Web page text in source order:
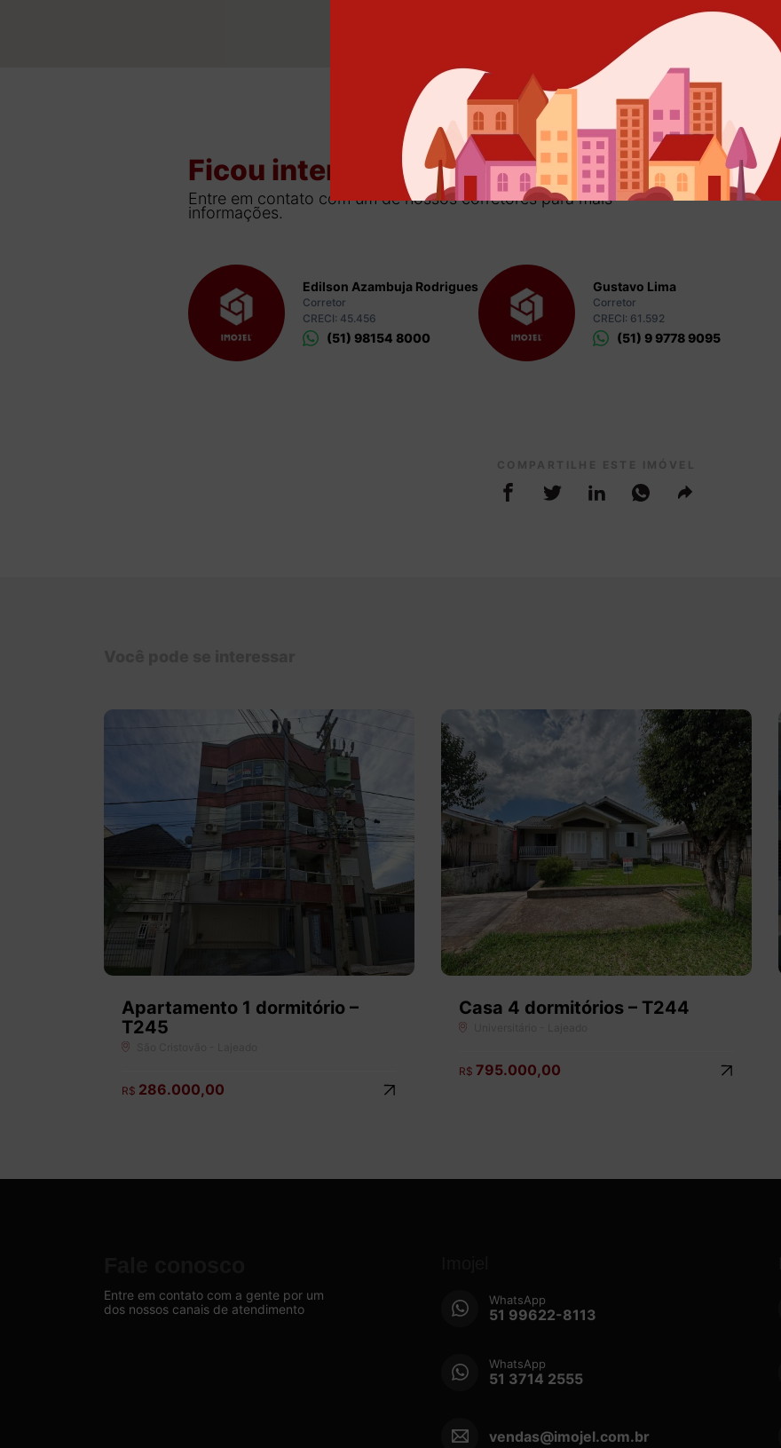
Ficou interessado?
Entre em contato com um de nossos corretores para mais
informações.
Edilson Azambuja Rodrigues
Corretor
CRECI: 45.456
(51) 98154 8000
Gustavo Lima
Corretor
CRECI: 61.592
(51) 9 9778 9095
Apartamento 1 dormitório –
T245
R$ 286.000,00
Casa 4 dormitórios – T244
R$ 795.000,00
Entre em contato com a gente por um
dos nossos canais de atendimento
WhatsApp
51 99622-8113
WhatsApp
51 3714 2555
vendas@imojel.com.br